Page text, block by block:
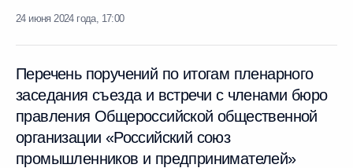
24 июня 2024 года, 17:00
Перечень поручений по итогам пленарного
заседания съезда и встречи с членами бюро
правления Общероссийской общественной
организации «Российский союз
промышленников и предпринимателей»